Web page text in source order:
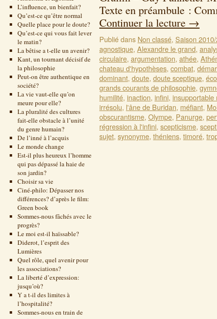
L’influence, un bienfait?
Qu’est-ce qu’être normal
Quelle place pour le doute?
Qu’est-ce qui vous fait lever
le matin?
La bêtise a t-elle un avenir?
Kant, un tournant décisif de
la philosophie
Peut-on être authentique en
société?
La vie vaut-elle qu’on
meure pour elle?
La pluralité des cultures
fait-elle obstacle à l’unité
du genre humain?
De l’inné à l’acquis
Le monde change
Est-il plus heureux l’homme
qui pas dépassé la haie de
son jardin?
Choisir sa vie
Ciné-philo: Dépasser nos
différences? d’après le film:
Green book
Sommes-nous fâchés avec le
progrès?
Le moi est-il haïssable?
Diderot, l’esprit des
Lumières
Quel rôle, quel avenir pour
les associations?
La liberté d’expression:
jusqu’où?
Y a t-il des limites à
l’hospitalité?
Sommes-nous en train de
Texte en préambule :
Continuer la lecture →
Publié dans Non classé, Saison
agnostique, Alexandre le grand,
circulaire, argumentation, athée,
chateau d'hypothèses, combat,
dominant, doute, doute sceptique,
grands courants de philosophie,
humilité, inaction, infini,
irrésolu, l'âne de Buridan, méfiant,
obscurantisme, Olympe, Panurge,
régression à l'infini, scepticisme,
sujet, synonyme, théniens, timoré,